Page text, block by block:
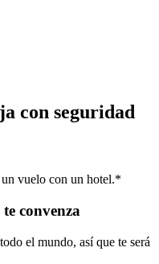
con seguridad
vuelo con un hotel.*
convenza
el mundo, así que te será